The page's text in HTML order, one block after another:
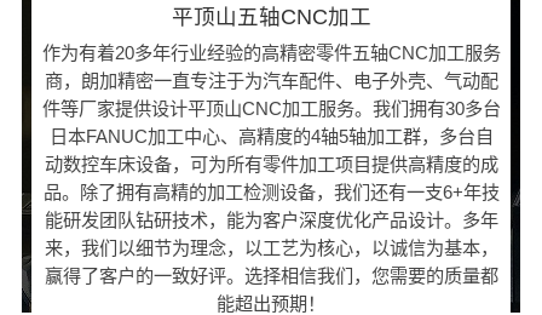
平顶山五轴CNC加工
作为有着20多年行业经验的高精密零件五轴CNC加工服务
商，朗加精密一直专注于为汽车配件、电子外壳、气动配
件等厂家提供设计平顶山CNC加工服务。我们拥有30多台
日本FANUC加工中心、高精度的4轴5轴加工群，多台自
动数控车床设备，可为所有零件加工项目提供高精度的成
品。除了拥有高精的加工检测设备，我们还有一支6+年技
能研发团队钻研技术，能为客户深度优化产品设计。多年
来，我们以细节为理念，以工艺为核心，以诚信为基本，
赢得了客户的一致好评。选择相信我们，您需要的质量都
能超出预期！